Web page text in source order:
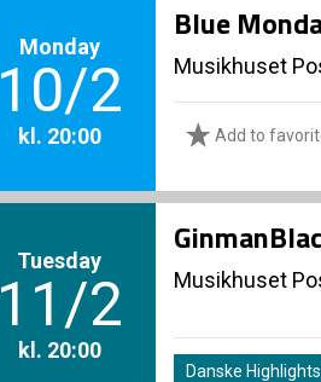
Monday
10/2
kl. 20:00
Blue
Musikhuset
Add to
Tuesday
11/2
kl. 20:00
Musikhuset
Danske Highlights